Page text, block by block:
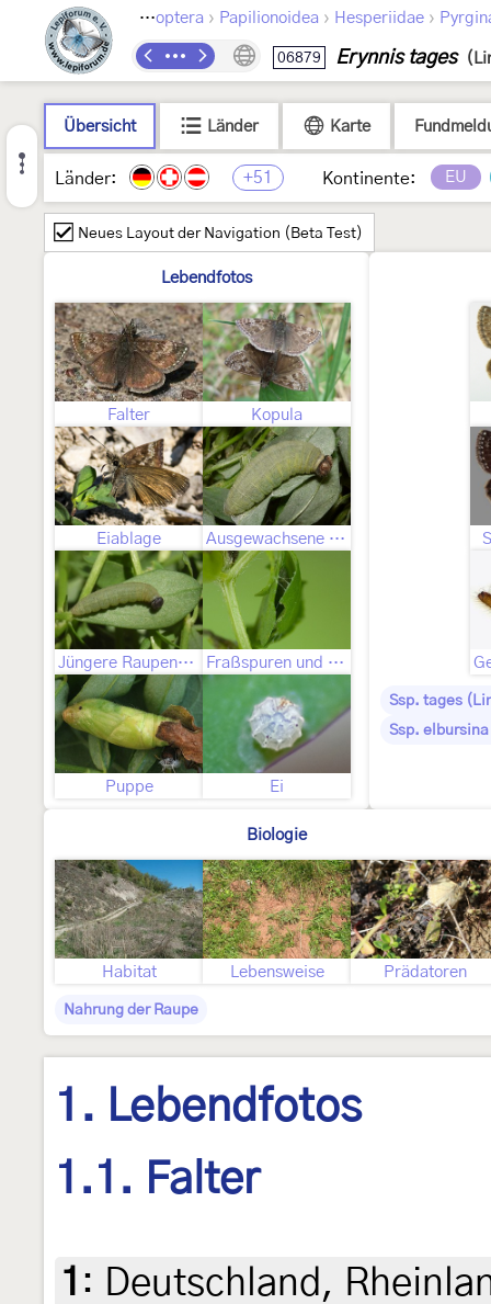
Lepidoptera › Papilionoidea › Hesperiidae ›
06879 Erynnis tages
Übersicht Länder Karte
Länder: +51 Kontinente: EU
Neues Layout der Navigation (Beta Test)
Lebendfotos
Falter Kopula
Eiablage Ausgewachsene Raupe
Jüngere Raupenstadien Fraßspuren und Befallsbild
Puppe Ei
Ssp. tages
Ssp.
Biologie
Habitat Lebensweise Prädatoren
Nahrung der Raupe
1. Lebendfotos
1.1. Falter
1 : Deutschland,